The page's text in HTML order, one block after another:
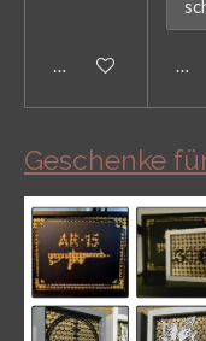
Bei Verfügbarkeit
In
Geschenke